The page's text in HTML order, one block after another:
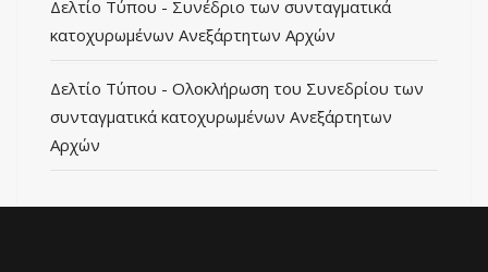
Δελτίο Τύπου - Συνέδριο των συνταγματικά
κατοχυρωμένων Ανεξάρτητων Αρχών
Δελτίο Τύπου - Ολοκλήρωση του Συνεδρίου των
συνταγματικά κατοχυρωμένων Ανεξάρτητων
Αρχών